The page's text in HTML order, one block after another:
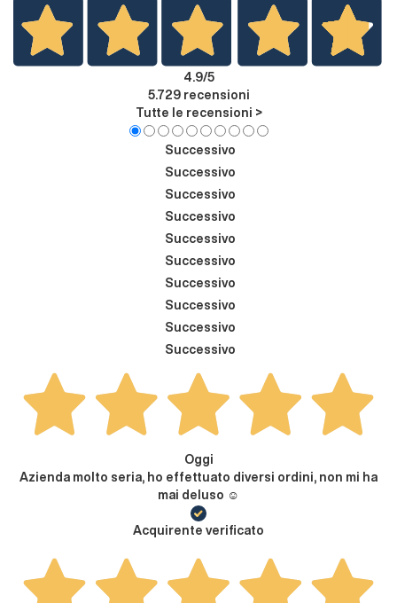
4.9/5
5.729recensioni
Tutte le recensioni >
Successivo
Successivo
Successivo
Successivo
Successivo
Successivo
Successivo
Successivo
Successivo
Successivo
Oggi
Azienda molto seria, ho effettuato diversi ordini, non mi ha
mai deluso ☺️
Acquirente verificato